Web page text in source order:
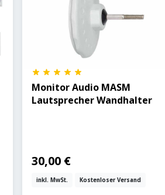
Monitor Audio MASM
Lautsprecher Wandhalter
30,00 €
inkl. MwSt. Kostenloser Versand